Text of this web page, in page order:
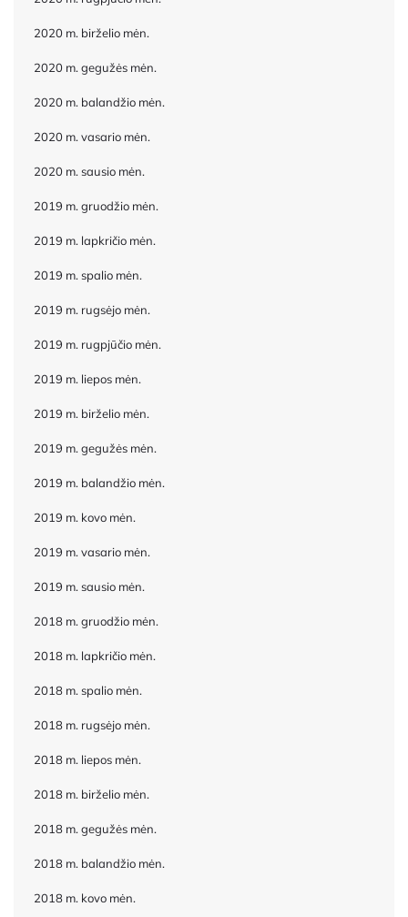
2020 m. birželio mėn.
2020 m. gegužės mėn.
2020 m. balandžio mėn.
2020 m. vasario mėn.
2020 m. sausio mėn.
2019 m. gruodžio mėn.
2019 m. lapkričio mėn.
2019 m. spalio mėn.
2019 m. rugsėjo mėn.
2019 m. rugpjūčio mėn.
2019 m. liepos mėn.
2019 m. birželio mėn.
2019 m. gegužės mėn.
2019 m. balandžio mėn.
2019 m. kovo mėn.
2019 m. vasario mėn.
2019 m. sausio mėn.
2018 m. gruodžio mėn.
2018 m. lapkričio mėn.
2018 m. spalio mėn.
2018 m. rugsėjo mėn.
2018 m. liepos mėn.
2018 m. birželio mėn.
2018 m. gegužės mėn.
2018 m. balandžio mėn.
2018 m. kovo mėn.